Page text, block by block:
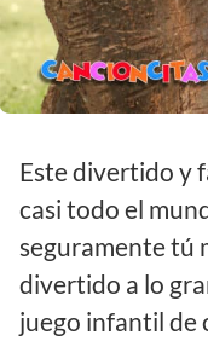
Este divertido y
casi todo el
seguramente tú
divertido a lo
juego infantil de